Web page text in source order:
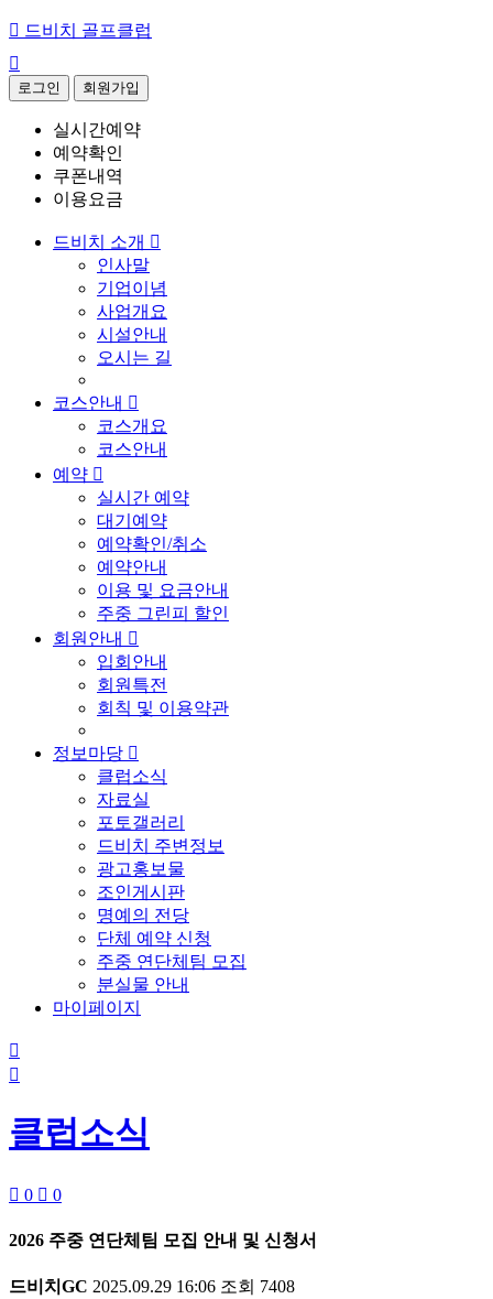
 드비치 골프클럽

로그인 회원가입
실시간예약
예약확인
쿠폰내역
이용요금
드비치 소개 
인사말
기업이념
사업개요
시설안내
오시는 길
코스안내 
코스개요
코스안내
예약 
실시간 예약
대기예약
예약확인/취소
예약안내
이용 및 요금안내
주중 그린피 할인
회원안내 
입회안내
회원특전
회칙 및 이용약관
정보마당 
클럽소식
자료실
포토갤러리
드비치 주변정보
광고홍보물
조인게시판
명예의 전당
단체 예약 신청
주중 연단체팀 모집
분실물 안내
마이페이지


클럽소식
 0  0
2026 주중 연단체팀 모집 안내 및 신청서
드비치GC 2025.09.29 16:06 조회 7408